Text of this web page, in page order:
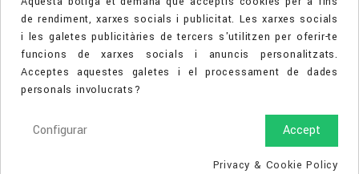
artístics que els nostres mestres orfebres aporten
a la realització en les nostres pròpies
instal·lacions.
Fabriquem en Or i Plata, amb diamants, pedres
precioses... produir els seus dissenys o els
Fabriquem per a empreses i associacions en
general, les seves insígnies, medalles, pins...
de rendiment, xarxes socials i publicitat. Les xarxes socials
i les galetes publicitàries de tercers s'utilitzen per oferir-te
funcions de xarxes socials i anuncis personalitzats.
Acceptes aquestes galetes i el processament de dades
personals involucrats?
Accept
Configurar
Privacy & Cookie Policy